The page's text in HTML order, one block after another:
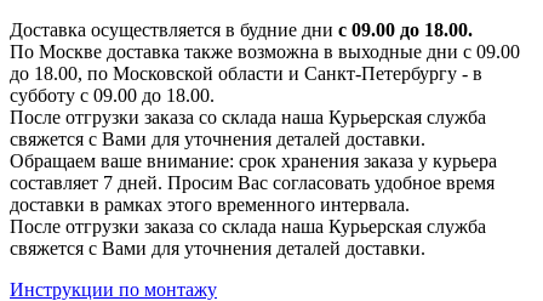
Доставка осуществляется в будние дни с 09.00 до 18.00.
По Москве доставка также возможна в выходные дни с 09.00
до 18.00, по Московской области и Санкт-Петербургу - в
субботу с 09.00 до 18.00.
После отгрузки заказа со склада наша Курьерская служба
свяжется с Вами для уточнения деталей доставки.
Обращаем ваше внимание: срок хранения заказа у курьера
составляет 7 дней. Просим Вас согласовать удобное время
доставки в рамках этого временного интервала.
После отгрузки заказа со склада наша Курьерская служба
свяжется с Вами для уточнения деталей доставки.
Инструкции по монтажу